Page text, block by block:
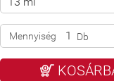
Mennyiség Db